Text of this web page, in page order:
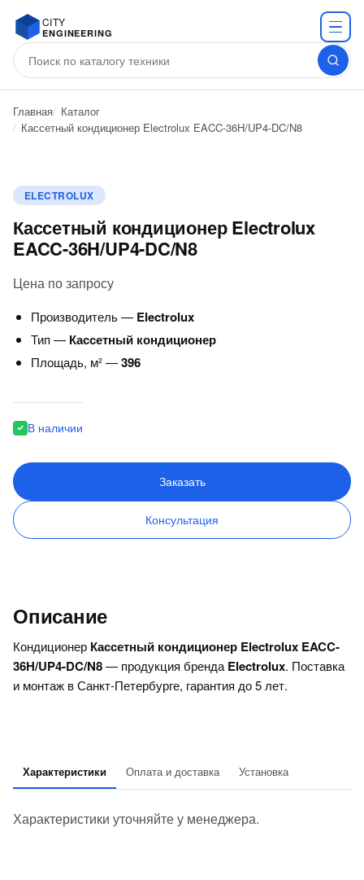
CITY
ENGINEERING
Главная Каталог
Кассетный кондиционер Electrolux EACC-36H/UP4-DC/N8
ELECTROLUX
Кассетный кондиционер Electrolux
EACC-36H/UP4-DC/N8
Цена по запросу
Производитель — Electrolux
Тип — Кассетный кондиционер
Площадь, м² —396
В наличии
Заказать
Консультация
Описание
Кондиционер Кассетный кондиционер Electrolux EACC-
36H/UP4-DC/N8— продукция бренда Electrolux. Поставка
и монтаж в Санкт-Петербурге, гарантия до 5 лет.
Характеристики Оплата и доставка Установка
Характеристики уточняйте у менеджера.